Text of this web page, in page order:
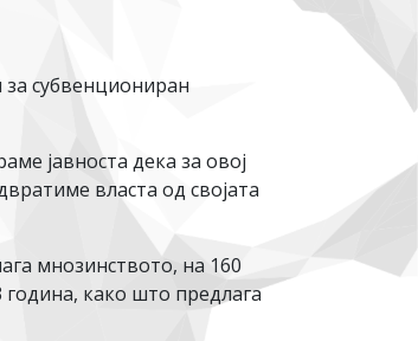
субвенциониран
јавноста дека за овој
власта од својата
мнозинството, на 160
како што предлага